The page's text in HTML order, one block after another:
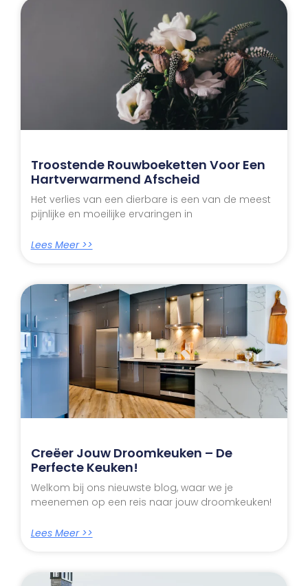
Troostende Rouwboeketten Voor Een
Hartverwarmend Afscheid
Het verlies van een dierbare is een van de meest
pijnlijke en moeilijke ervaringen in
Lees Meer >>
Creëer Jouw Droomkeuken – De
Perfecte Keuken!
Welkom bij ons nieuwste blog, waar we je
meenemen op een reis naar jouw droomkeuken!
Lees Meer >>